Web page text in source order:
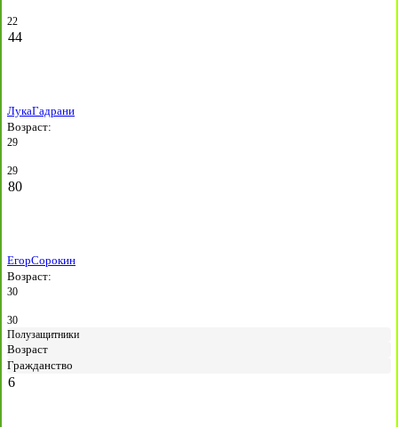
22
44
ЛукаГадрани
Возраст:
29
29
80
ЕгорСорокин
Возраст:
30
30
Полузащитники
Возраст
Гражданство
6